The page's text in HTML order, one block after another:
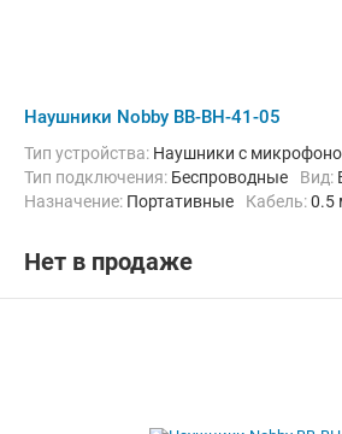
Наушники Nobby BB-BH-41-05
Тип устройства: Наушники с
Тип подключения: Беспроводные Вид:
Назначение: Портативные кабель:0.5
Нет в продаже